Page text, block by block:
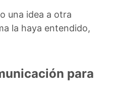
una idea a otra
la haya entendido,
para